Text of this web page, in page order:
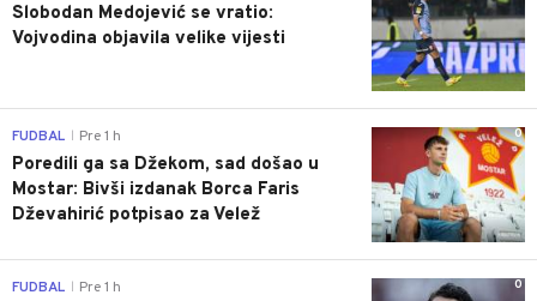
Slobodan Medojević se vratio:
Vojvodina objavila velike vijesti
0
FUDBAL Pre 1 h
Poredili ga sa Džekom, sad došao u
Mostar: Bivši izdanak Borca Faris
Dževahirić potpisao za Velež
0
FUDBAL Pre 1 h